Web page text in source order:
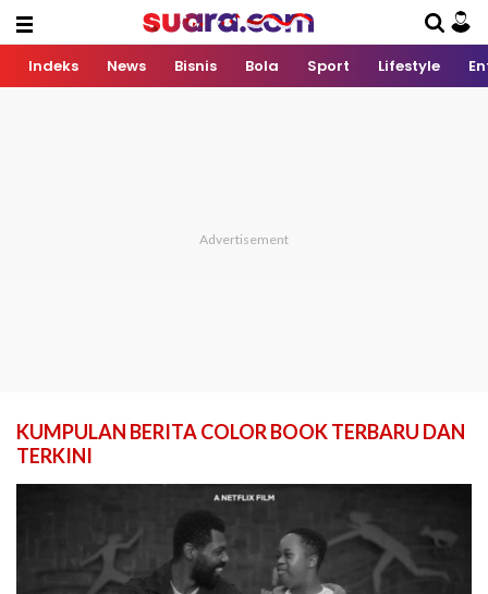
Indeks News Bisnis Bola Sport Lifestyle
KUMPULAN BERITA COLOR BOOK TERBARU DAN
TERKINI